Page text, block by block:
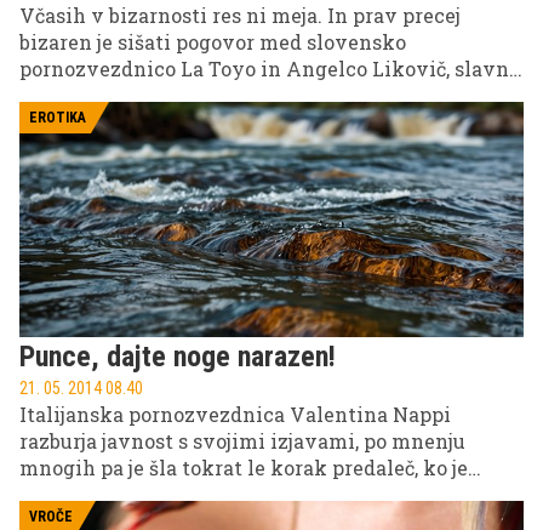
Včasih v bizarnosti res ni meja. In prav precej
bizaren je sišati pogovor med slovensko
pornozvezdnico La Toyo in Angelco Likovič, slavno
EROTIKA
Punce, dajte noge narazen!
21. 05. 2014 08.40
Italijanska pornozvezdnica Valentina Nappi
razburja javnost s svojimi izjavami, po mnenju
mnogih pa je šla tokrat le korak predaleč, ko je
VROČE